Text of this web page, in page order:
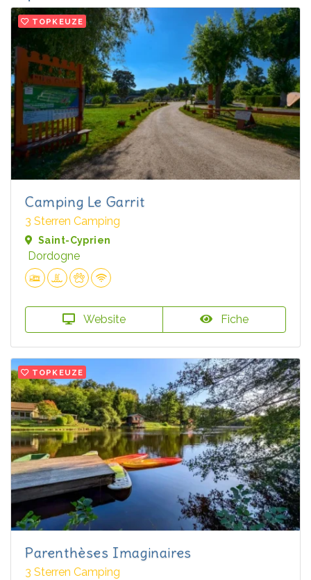
TOPKEUZE
Camping Le Garrit
3 Sterren Camping
Saint-Cyprien
Dordogne
Website Fiche
TOPKEUZE
Parenthèses Imaginaires
3 Sterren Camping